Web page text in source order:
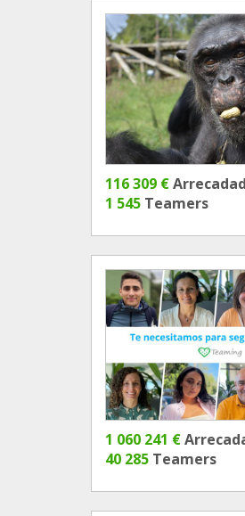
116 309 €
1 545 Teamers
1 060 241 €
40 285 Teamers